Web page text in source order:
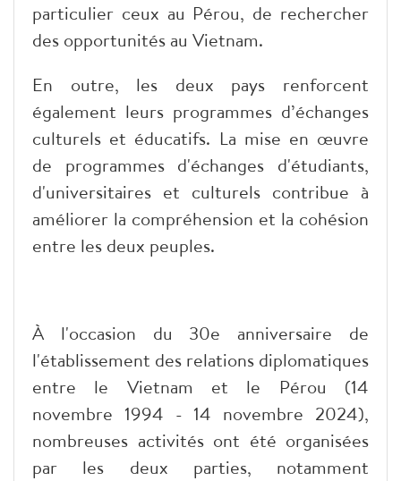
particulier ceux au Pérou, de rechercher
des opportunités au Vietnam.
En outre, les deux pays renforcent
également leurs programmes d’échanges
culturels et éducatifs. La mise en œuvre
de programmes d'échanges d'étudiants,
d'universitaires et culturels contribue à
améliorer la compréhension et la cohésion
entre les deux peuples.
À l'occasion du 30e anniversaire de
l'établissement des relations diplomatiques
entre le Vietnam et le Pérou (14
novembre 1994 - 14 novembre 2024),
nombreuses activités ont été organisées
par les deux parties, notamment